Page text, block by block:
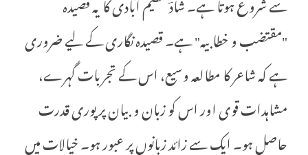
"مقتضب و خطابیہ" ہے۔ قصیدہ نگاری کے لیے ضروری
ہے کہ شاعر کا مطالعہ وسیع، اس کے تجربات گہرے،
مشاہدات قوی اور اس کو زبان و بیان پر پوری قدرت
حاصل ہو۔ ایک سے زائد زبانوں پر عبور ہو۔ خیالات میں